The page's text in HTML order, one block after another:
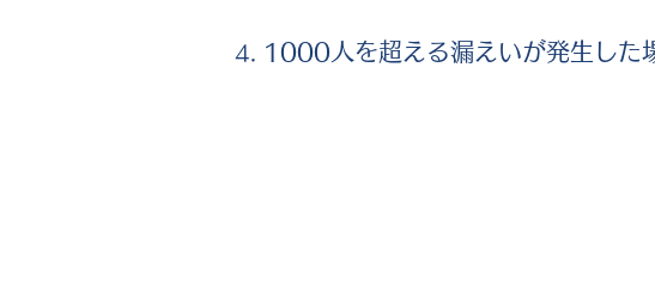
1000人を超える漏えいが発生した